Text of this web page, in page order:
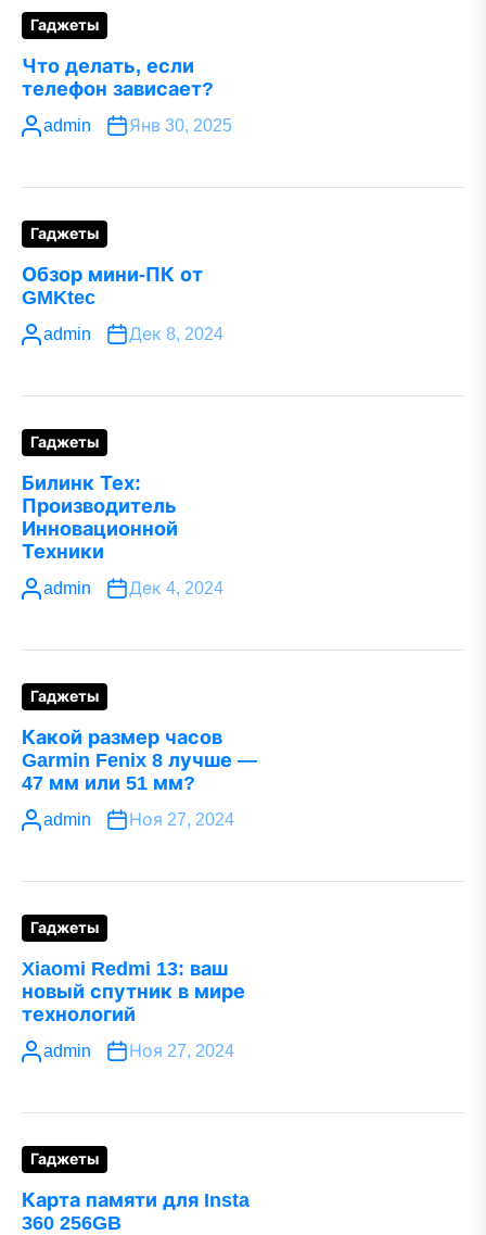
Гаджеты
Что делать, если
телефон зависает?
admin Янв 30, 2025
Гаджеты
Обзор мини-ПК от
GMKtec
admin Дек 8, 2024
Гаджеты
Билинк Тех:
Производитель
Инновационной
Техники
admin Дек 4, 2024
Гаджеты
Какой размер часов
Garmin Fenix 8 лучше —
47 мм или 51 мм?
admin Ноя 27, 2024
Гаджеты
Xiaomi Redmi 13: ваш
новый спутник в мире
технологий
admin Ноя 27, 2024
Гаджеты
Карта памяти для Insta
360 256GB